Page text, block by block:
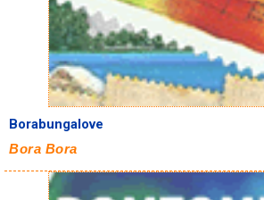
Borabungalove
Bora Bora